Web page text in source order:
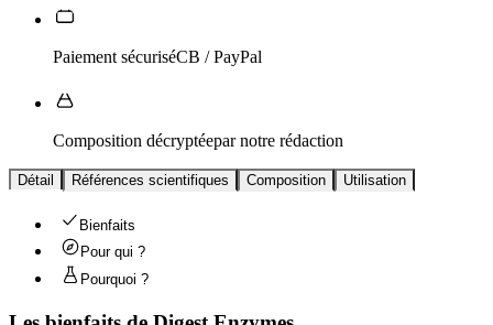
Paiement sécuriséCB / PayPal
Composition décryptéepar notre rédaction
Détail Références scientifiques Composition Utilisation
Bienfaits
Pour qui ?
Pourquoi ?